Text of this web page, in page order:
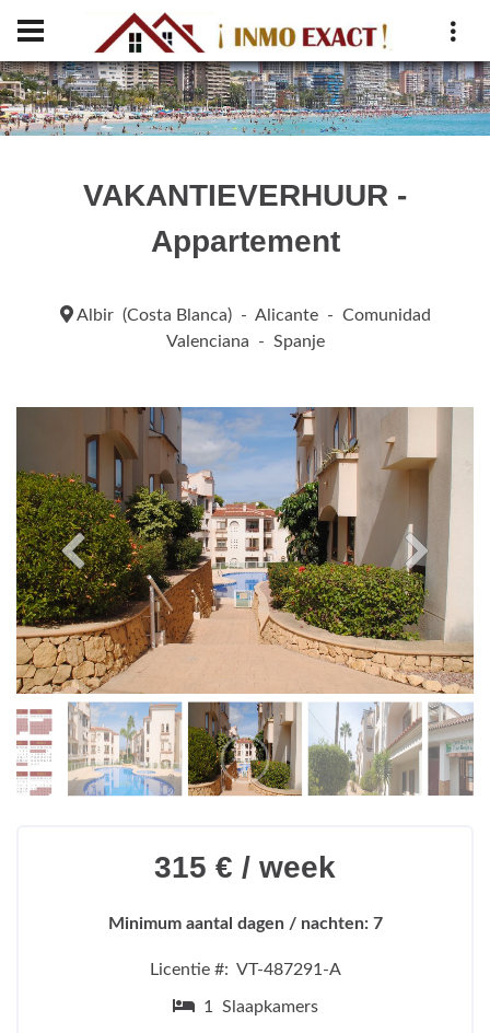
VAKANTIEVERHUUR -
Appartement
Albir (Costa Blanca) - Alicante - Comunidad
Valenciana - Spanje
315 € / week
Minimum aantal dagen / nachten: 7
Licentie #: VT-487291-A
1 Slaapkamers